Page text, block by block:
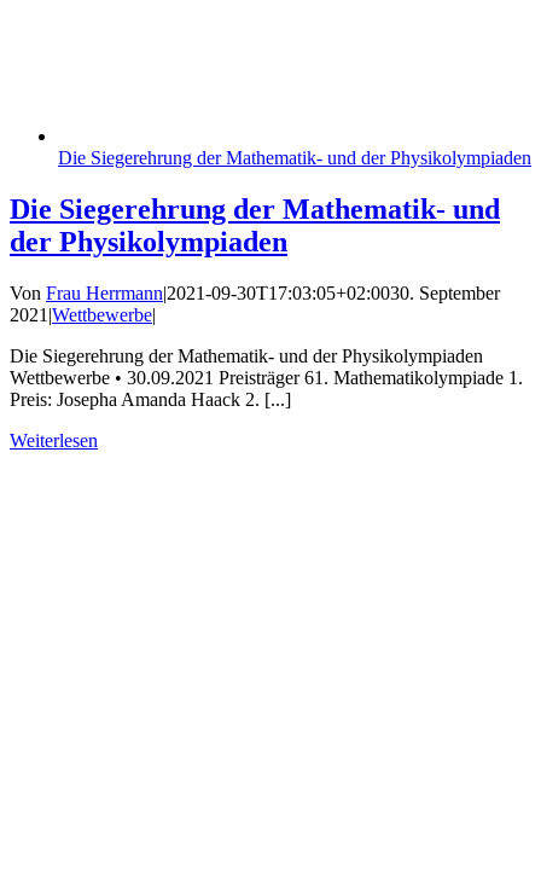
Die Siegerehrung der Mathematik- und der Physikolympiaden
Die Siegerehrung der Mathematik- und
der Physikolympiaden
Von Frau Herrmann|2021-09-30T17:03:05+02:0030. September
2021 |Wettbewerbe|
Die Siegerehrung der Mathematik- und der Physikolympiaden
Wettbewerbe • 30.09.2021 Preisträger 61. Mathematikolympiade 1.
Preis: Josepha Amanda Haack 2. [...]
Weiterlesen